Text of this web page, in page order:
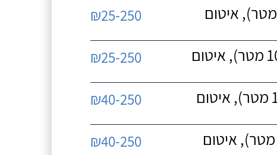
תיקוני איטום, תפרי התפשטות בגגות (עד 10 מטר), איטום
₪25-250
תיקוני איטום, תפרי התפשטות ברצפות (עד 10 מטר), איטום
₪25-250
תיקוני איטום, תפרי התפשטות בקירות (עד 10 מטר), איטום
₪40-250
תיקוני איטום, סדקים צרים - 0.5 מ"מ (עד 10 מטר), איטום
₪40-250